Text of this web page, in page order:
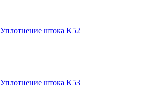
Уплотнение штока K52
Уплотнение штока K53